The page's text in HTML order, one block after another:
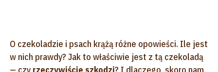
O czekoladzie i psach krążą różne opowieści. Ile jest
w nich prawdy? Jak to właściwie jest z tą czekoladą
— czy rzeczywiście szkodzi? I dlaczego, skoro nam,